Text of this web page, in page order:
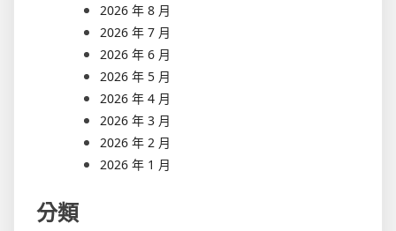
2026 年 8 月
2026 年 7 月
2026 年 6 月
2026 年 5 月
2026 年 4 月
2026 年 3 月
2026 年 2 月
2026 年 1 月
分類